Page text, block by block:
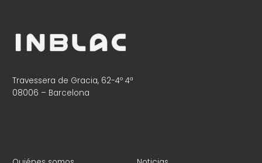
Travessera de Gracia, 62-4º 4ª
08006 – Barcelona